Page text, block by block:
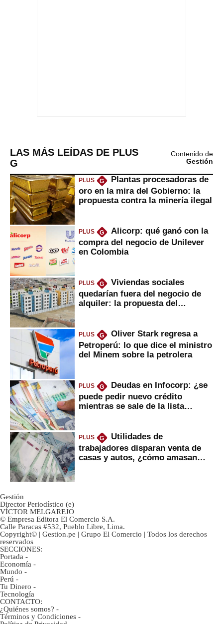
LAS MÁS LEÍDAS DE PLUS
G
Contenido de
Gestión
PLUS G
Plantas procesadoras de
oro en la mira del Gobierno: la
propuesta contra la minería ilegal
PLUS G
Alicorp: qué ganó con la
compra del negocio de Unilever
en Colombia
PLUS G
Viviendas sociales
quedarían fuera del negocio de
alquiler: la propuesta del
PLUS G
Oliver Stark regresa a
Petroperú: lo que dice el ministro
del Minem sobre la petrolera
PLUS G
Deudas en Infocorp: ¿se
puede pedir nuevo crédito
mientras se sale de la lista
PLUS G
Utilidades de
trabajadores disparan venta de
casas y autos, ¿cómo amasan
Gestión
Director Periodístico (e)
VÍCTOR MELGAREJO
© Empresa Editora El Comercio S.A.
Calle Paracas #532, Pueblo Libre, Lima.
Copyright© | Gestion.pe | Grupo El Comercio | Todos los derechos
reservados
SECCIONES:
Portada -
Economía -
Mundo -
Perú -
Tu Dinero -
Tecnología
CONTACTO:
¿Quiénes somos? -
Términos y Condiciones -